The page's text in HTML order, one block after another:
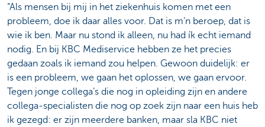
“Als mensen bij mij in het ziekenhuis komen met een
probleem, doe ik daar alles voor. Dat is m’n beroep, dat is
wie ik ben. Maar nu stond ik alleen, nu had ík echt iemand
nodig. En bij KBC Mediservice hebben ze het precies
gedaan zoals ik iemand zou helpen. Gewoon duidelijk: er
is een probleem, we gaan het oplossen, we gaan ervoor.
Tegen jonge collega’s die nog in opleiding zijn en andere
collega-specialisten die nog op zoek zijn naar een huis heb
ik gezegd: er zijn meerdere banken, maar sla KBC niet